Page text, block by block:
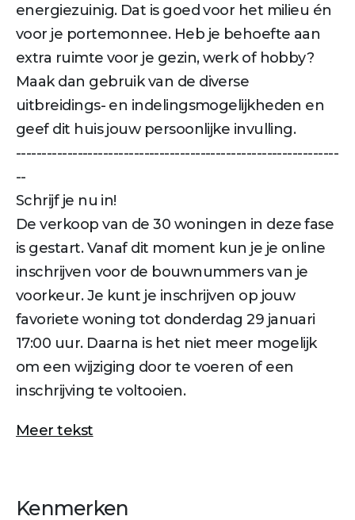
energiezuinig. Dat is goed voor het milieu én
voor je portemonnee. Heb je behoefte aan
extra ruimte voor je gezin, werk of hobby?
Maak dan gebruik van de diverse
uitbreidings- en indelingsmogelijkheden en
geef dit huis jouw persoonlijke invulling.
---------------------------------------------------------------
--
Schrijf je nu in!
De verkoop van de 30 woningen in deze fase
is gestart. Vanaf dit moment kun je je online
inschrijven voor de bouwnummers van je
voorkeur. Je kunt je inschrijven op jouw
favoriete woning tot donderdag 29 januari
17:00 uur. Daarna is het niet meer mogelijk
om een wijziging door te voeren of een
inschrijving te voltooien.
Meer tekst
Kenmerken